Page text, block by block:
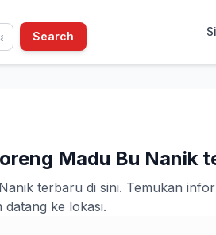
Search
Madu Bu Nanik
terbaru di sini. Temukan
ke lokasi.